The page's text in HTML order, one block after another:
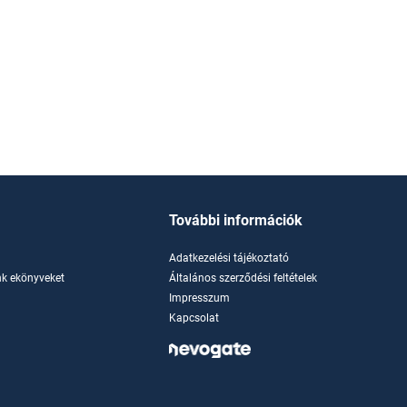
ekönyveket
További információk
Adatkezelési tájékoztató
Általános szerződési feltételek
Impresszum
Kapcsolat